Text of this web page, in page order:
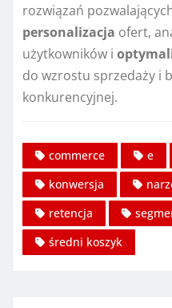
rozwiązań
personalizacja ofert,
użytkowników i
do wzrostu sprzedaży i
konkurencyjnej.
commerce e
konwersja
retencja
średni koszyk